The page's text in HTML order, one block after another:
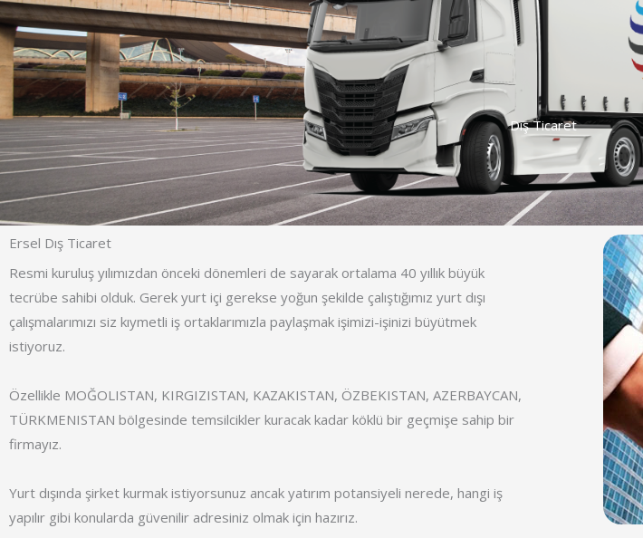
Dış Ticaret
Ersel Dış Ticaret
Resmi kuruluş yılımızdan önceki dönemleri de sayarak ortalama 40 yıllık büyük
tecrübe sahibi olduk. Gerek yurt içi gerekse yoğun şekilde çalıştığımız yurt dışı
çalışmalarımızı siz kıymetli iş ortaklarımızla paylaşmak işimizi-işinizi büyütmek
istiyoruz.
Özellikle MOĞOLISTAN, KIRGIZISTAN, KAZAKISTAN, ÖZBEKISTAN, AZERBAYCAN,
TÜRKMENISTAN bölgesinde temsilcikler kuracak kadar köklü bir geçmişe sahip bir
firmayız.
Yurt dışında şirket kurmak istiyorsunuz ancak yatırım potansiyeli nerede, hangi iş
yapılır gibi konularda güvenilir adresiniz olmak için hazırız.